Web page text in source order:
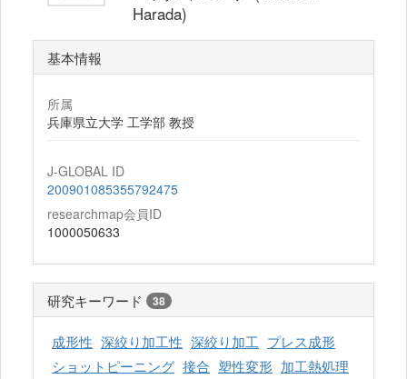
Harada)
基本情報
所属
兵庫県立大学 工学部 教授
J-GLOBAL ID
200901085355792475
researchmap会員ID
1000050633
研究キーワード 38
成形性 深絞り加工性 深絞り加工 プレス成形
ショットピーニング 接合 塑性変形 加工熱処理